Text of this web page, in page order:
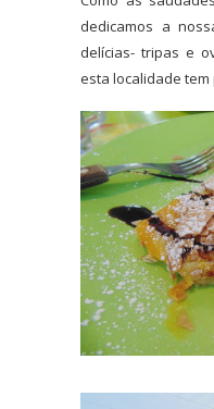
dedicamos a
delícias- tripas e
esta localidade